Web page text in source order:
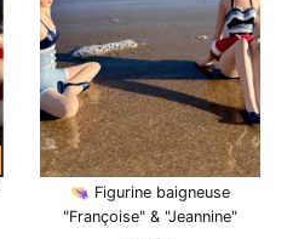
👒 Figurine baigneuse
"Françoise" & "Jeannine"